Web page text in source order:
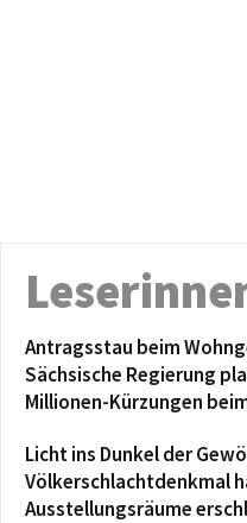
Antragsstau beim
Sächsische Regierung
Millionen-Kürzungen
Licht ins Dunkel der
Völkerschlachtdenkmal
Ausstellungsräume